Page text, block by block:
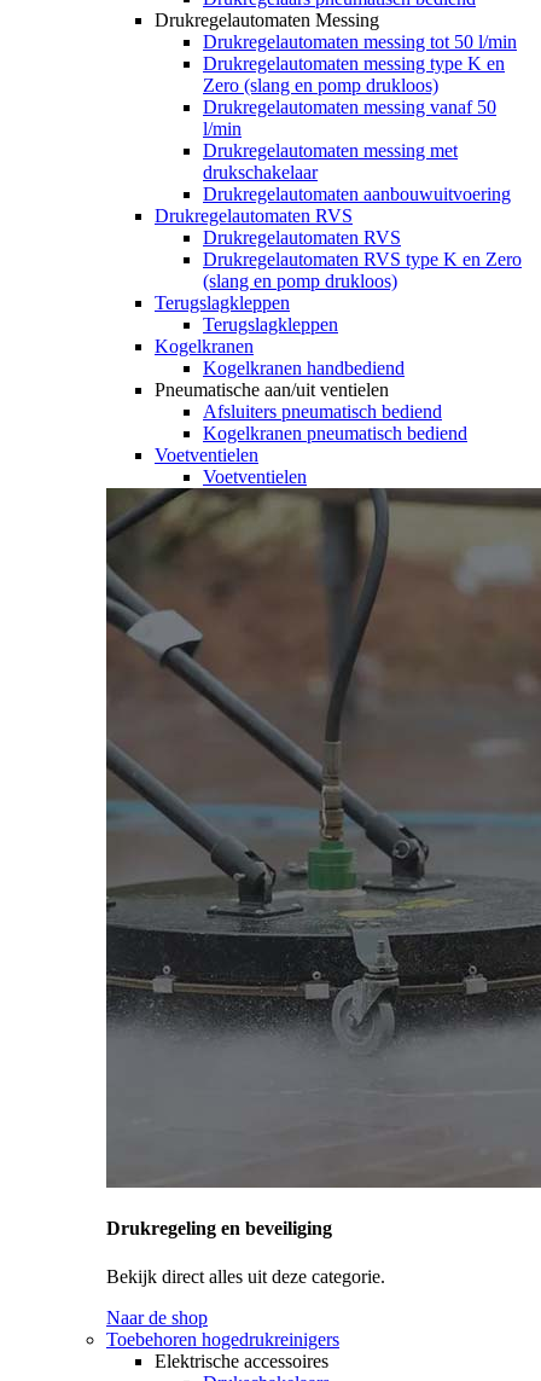
Drukregelautomaten Messing
Drukregelautomaten messing tot 50 l/min
Drukregelautomaten messing type K en
Zero (slang en pomp drukloos)
Drukregelautomaten messing vanaf 50
l/min
Drukregelautomaten messing met
drukschakelaar
Drukregelautomaten aanbouwuitvoering
Drukregelautomaten RVS
Drukregelautomaten RVS
Drukregelautomaten RVS type K en Zero
(slang en pomp drukloos)
Terugslagkleppen
Terugslagkleppen
Kogelkranen
Kogelkranen handbediend
Pneumatische aan/uit ventielen
Afsluiters pneumatisch bediend
Kogelkranen pneumatisch bediend
Voetventielen
Voetventielen
Drukregeling en beveiliging
Bekijk direct alles uit deze categorie.
Naar de shop
Toebehoren hogedrukreinigers
Elektrische accessoires